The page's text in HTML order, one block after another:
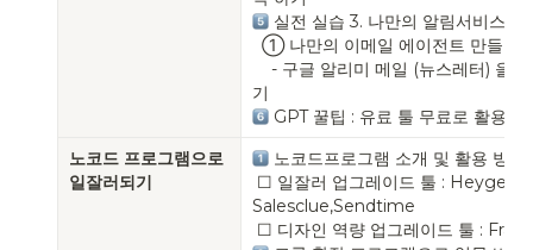
실전 실습 3. 나만의 알림서비스
    - 구글 알리미 메일 (뉴스레터) 을
GPT 꿀팁 : 유료 툴 무료로 활용하
노코드 프로그램으로
일잘러되기
노코드프로그램 소개 및 활용 방법
Salesclue,Sendtime